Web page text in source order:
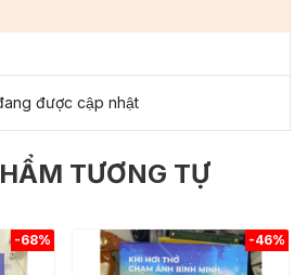
được cập nhật
TƯƠNG TỰ
-68% -46%